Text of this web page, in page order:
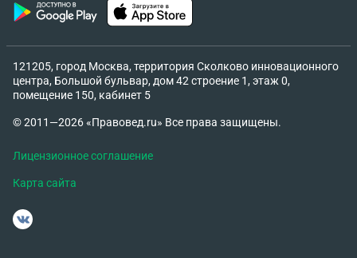
121205, город Москва, территория Сколково инновационного
центра, Большой бульвар, дом 42 строение 1, этаж 0,
помещение 150, кабинет 5
© 2011—2026 «Правовед.ru» Все права защищены.
Лицензионное соглашение
Карта сайта